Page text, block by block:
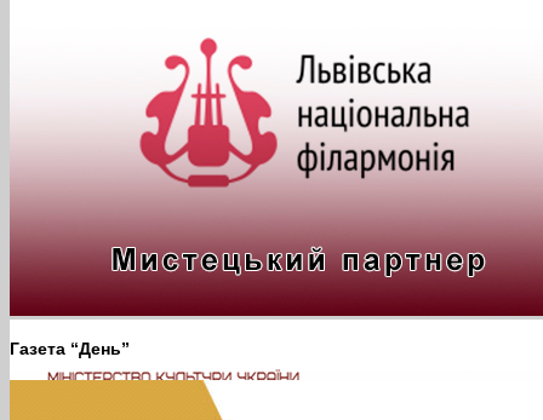
Газета “День”